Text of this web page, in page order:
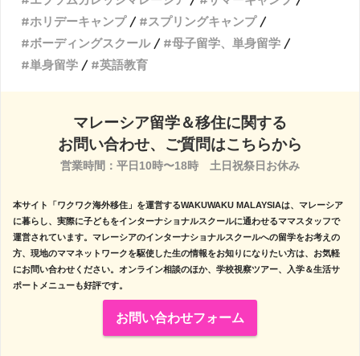
ホリデーキャンプ
スプリングキャンプ
ボーディングスクール
母子留学、単身留学
単身留学
英語教育
マレーシア留学＆移住に関する
お問い合わせ、ご質問はこちらから
営業時間：平日10時〜18時　土日祝祭日お休み
本サイト「ワクワク海外移住」を運営するWAKUWAKU MALAYSIAは、マレーシア
に暮らし、実際に子どもをインターナショナルスクールに通わせるママスタッフで
運営されています。マレーシアのインターナショナルスクールへの留学をお考えの
方、現地のママネットワークを駆使した生の情報をお知りになりたい方は、お気軽
にお問い合わせください。オンライン相談のほか、学校視察ツアー、入学＆生活サ
ポートメニューも好評です。
お問い合わせフォーム